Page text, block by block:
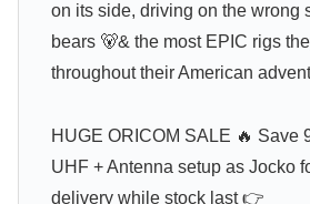
on its side, driving on the wrong
bears 🐻& the most EPIC rigs
throughout their American
HUGE ORICOM SALE 🔥 Save
UHF + Antenna setup as Jocko
delivery while stock last 👉